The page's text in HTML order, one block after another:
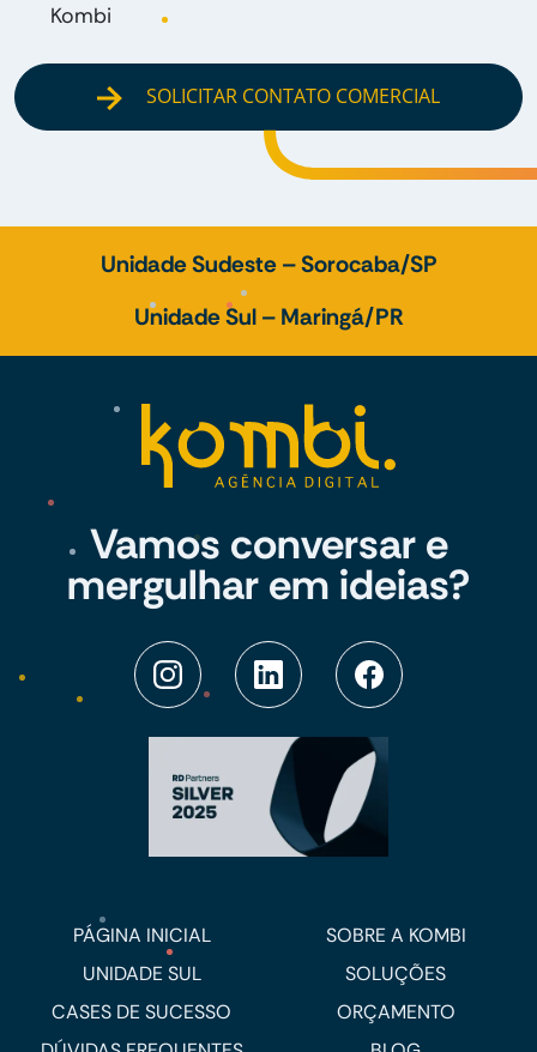
Kombi
SOLICITAR CONTATO COMERCIAL
Unidade Sudeste – Sorocaba/SP
Unidade Sul – Maringá/PR
Vamos conversar e
mergulhar em ideias?
PÁGINA INICIAL
SOBRE A KOMBI
UNIDADE SUL
SOLUÇÕES
CASES DE SUCESSO
ORÇAMENTO